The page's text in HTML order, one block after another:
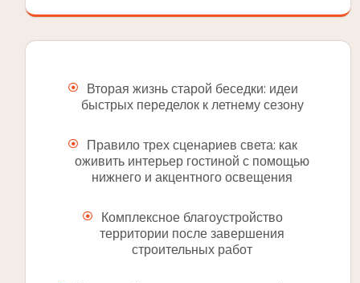
Вторая жизнь старой беседки: идеи
быстрых переделок к летнему сезону
Правило трех сценариев света: как
оживить интерьер гостиной с помощью
нижнего и акцентного освещения
Комплексное благоустройство
территории после завершения
строительных работ